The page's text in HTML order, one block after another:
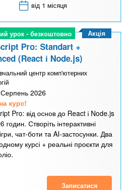
від 1 місяця
урок - безкоштовно
урок - безкоштовно
Pro: Standart +
(React і Node.js)
центр комп'ютерних
2026
курс!
Pro: від основ до React і Node.js
годин. Створіть інтерактивні
чат-боти та AI-застосунки. Два
одному курсі + реальні проєкти для
Акція
Записатися